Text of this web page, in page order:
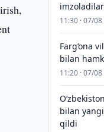
imzoladilar
11:30 · 07/08
Farg‘ona
bilan
11:20 · 07/08
bilan
qildi